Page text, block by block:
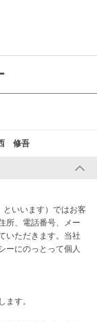
修吾
いいます）ではお客
所、電話番号、メー
いただきます。当社
ーにのっとって個人
ます。